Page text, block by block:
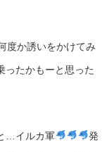
度か誘いをかけてみ
ったかもーと思った
…イルカ軍 発